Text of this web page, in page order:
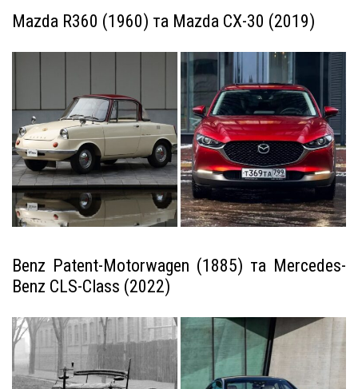
Mazda R360 (1960) та Mazda CX-30 (2019)
Benz Patent-Motorwagen (1885) та Mercedes-
Benz CLS-Class (2022)